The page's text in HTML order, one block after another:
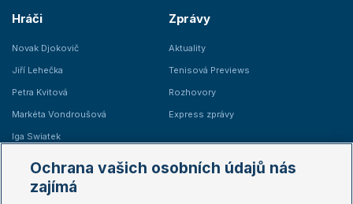
Hráči
Novak Djokovič
Jiří Lehečka
Petra Kvitová
Markéta Vondroušová
Iga Swiatek
Zprávy
Aktuality
Tenisová Previews
Rozhovory
Express zprávy
Žebříčky
Ochrana vašich osobních údajů nás
zajímá